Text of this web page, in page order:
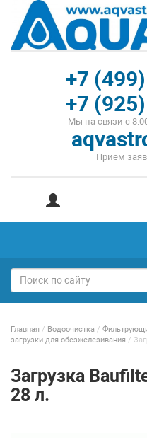
+7
+7
Мы на связи с
Приём
Главная / Водоочистка /
загрузки для обезжелезивания /
Загрузка
28 л.